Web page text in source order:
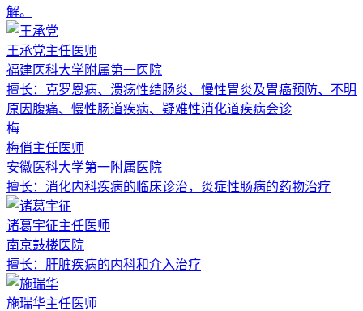
解。
王承党主任医师
福建医科大学附属第一医院
擅长： 克罗恩病、溃疡性结肠炎、慢性胃炎及胃癌预防、不明
原因腹痛、慢性肠道疾病、疑难性消化道疾病会诊
梅
梅俏主任医师
安徽医科大学第一附属医院
擅长： 消化内科疾病的临床诊治，炎症性肠病的药物治疗
诸葛宇征主任医师
南京鼓楼医院
擅长： 肝脏疾病的内科和介入治疗
施瑞华主任医师